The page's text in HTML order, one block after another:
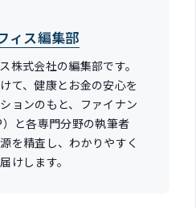
ィス編集部
株式会社の編集部です。
て、健康とお金の安心を
ョンのもと、ファイナン
と各専門分野の執筆者
を精査し、わかりやすく
けします。